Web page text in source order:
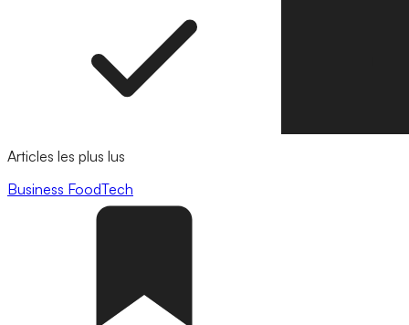
Articles les plus lus
Business FoodTech